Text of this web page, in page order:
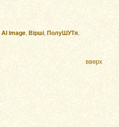
image,Вірші,ПолуШУТя,
вверх